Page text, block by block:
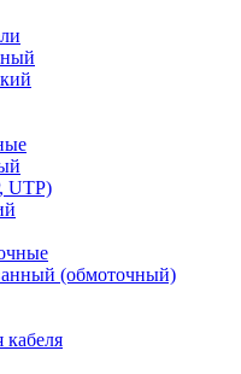
UTP)
(обмоточный)
кабеля